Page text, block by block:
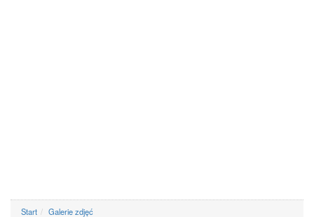
Start
Galerie zdjęć